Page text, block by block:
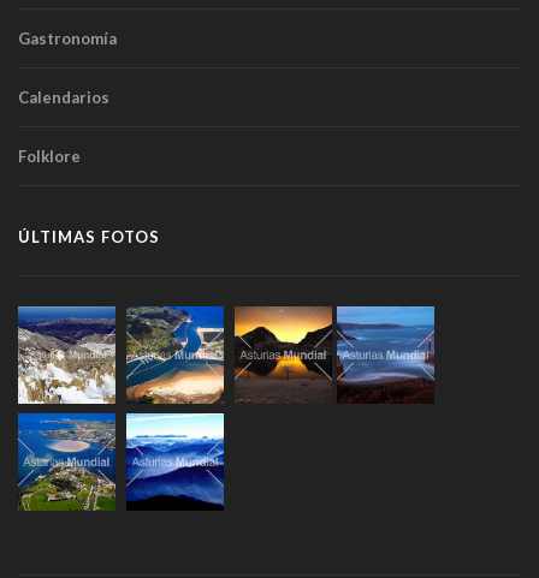
Gastronomía
Calendarios
Folklore
ÚLTIMAS FOTOS